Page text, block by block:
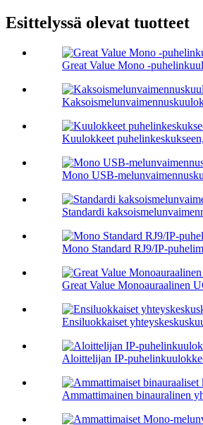
Esittelyssä olevat tuotteet
Great Value Mono -
Kuulokkeet
Mono USB-
Standardi
Mono Standard RJ9/IP-
Great Value Monoauraalinen
Ensiluokkaiset
Aloittelijan IP-
Ammattimainen binauralinen